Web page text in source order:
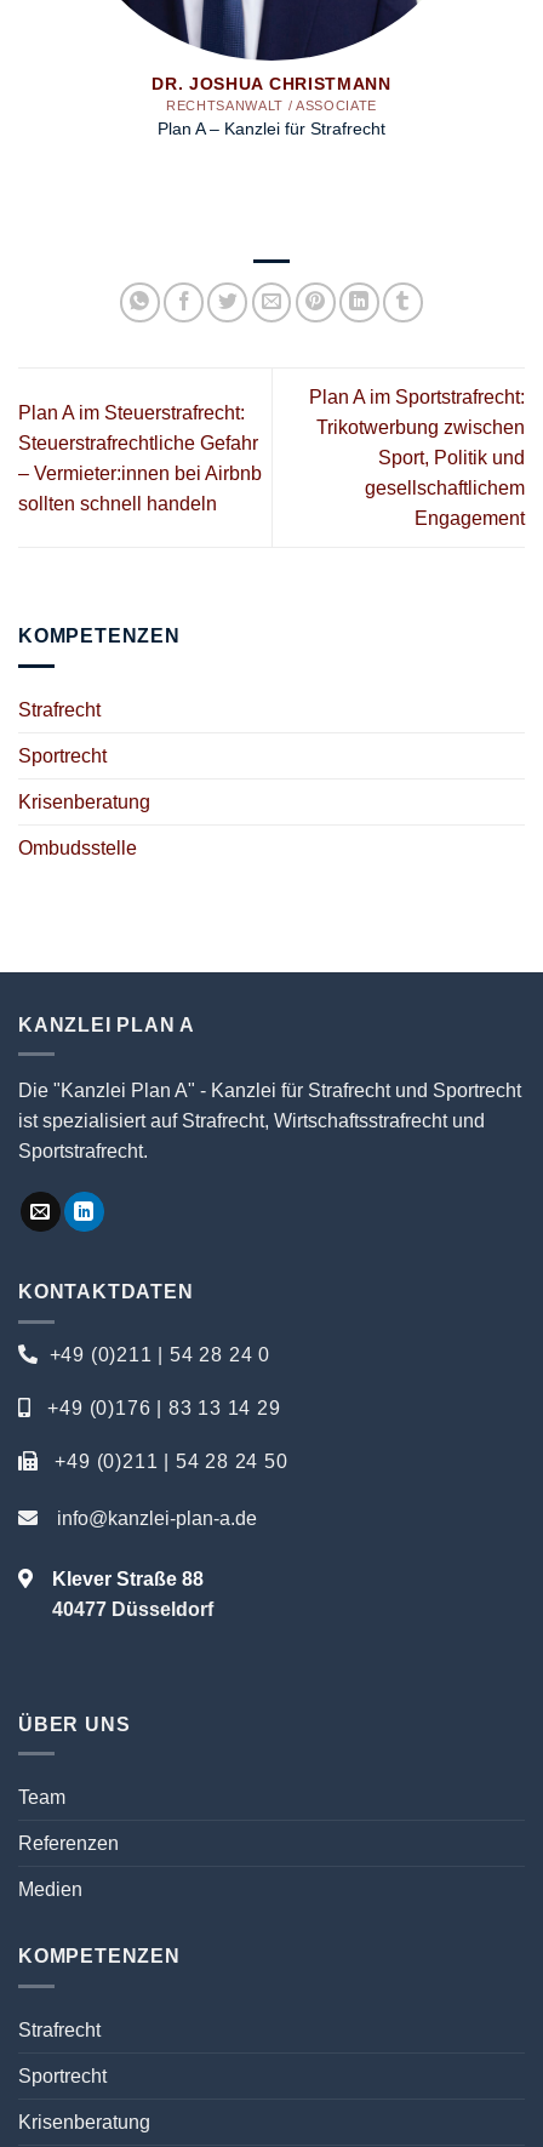
DR. JOSHUA CHRISTMANN
RECHTSANWALT / ASSOCIATE
Plan A – Kanzlei für Strafrecht
Plan A im Steuerstrafrecht:
Steuerstrafrechtliche Gefahr
– Vermieter:innen bei Airbnb
sollten schnell handeln
Plan A im Sportstrafrecht:
Trikotwerbung zwischen
Sport, Politik und
gesellschaftlichem
Engagement
KOMPETENZEN
Strafrecht
Sportrecht
Krisenberatung
Ombudsstelle
KANZLEI PLAN A
Die "Kanzlei Plan A" - Kanzlei für Strafrecht und Sportrecht
ist spezialisiert auf Strafrecht, Wirtschaftsstrafrecht und
Sportstrafrecht.
KONTAKTDATEN
+49 (0)211 | 54 28 24 0
+49 (0)176 | 83 13 14 29
+49 (0)211 | 54 28 24 50
info@kanzlei-plan-a.de
Klever Straße 88
40477 Düsseldorf
ÜBER UNS
Team
Referenzen
Medien
KOMPETENZEN
Strafrecht
Sportrecht
Krisenberatung